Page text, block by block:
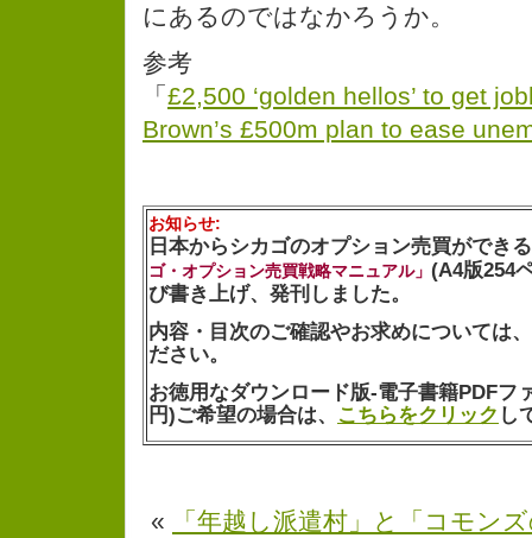
にあるのではなかろうか。
参考
「 £2,500 ‘golden hellos’ to get
Brown’s £500m plan to ease
お知らせ:
日本からシカゴのオプション売買ができ
ゴ・オプション売買戦略マニュアル」 (A4版254
び書き上げ、発刊しました。
内容・目次のご確認やお求めについては、
ださい。
お徳用なダウンロード版-電子書籍PDFフ
円)ご希望の場合は、
こちらをクリック し
«
「年越し派遣村」と「コモン